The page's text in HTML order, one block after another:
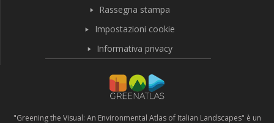
Rassegna stampa
Impostazioni cookie
Informativa privacy
"Greening the Visual: An Environmental Atlas of Italian Landscapes" è un